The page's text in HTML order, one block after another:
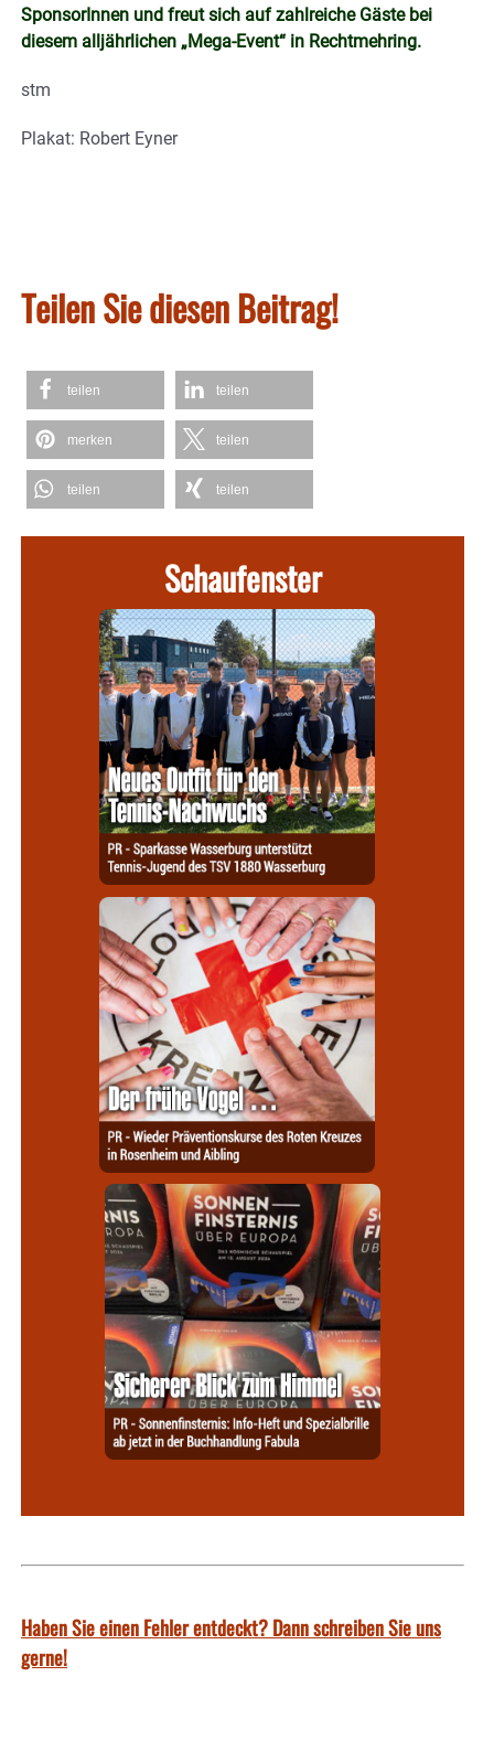
SponsorInnen und freut sich auf zahlreiche Gäste bei
diesem alljährlichen „Mega-Event“ in Rechtmehring.
stm
Plakat: Robert Eyner
Teilen Sie diesen Beitrag!
teilen teilen
merken teilen
teilen teilen
Schaufenster
Haben Sie einen Fehler entdeckt? Dann schreiben Sie uns
gerne!